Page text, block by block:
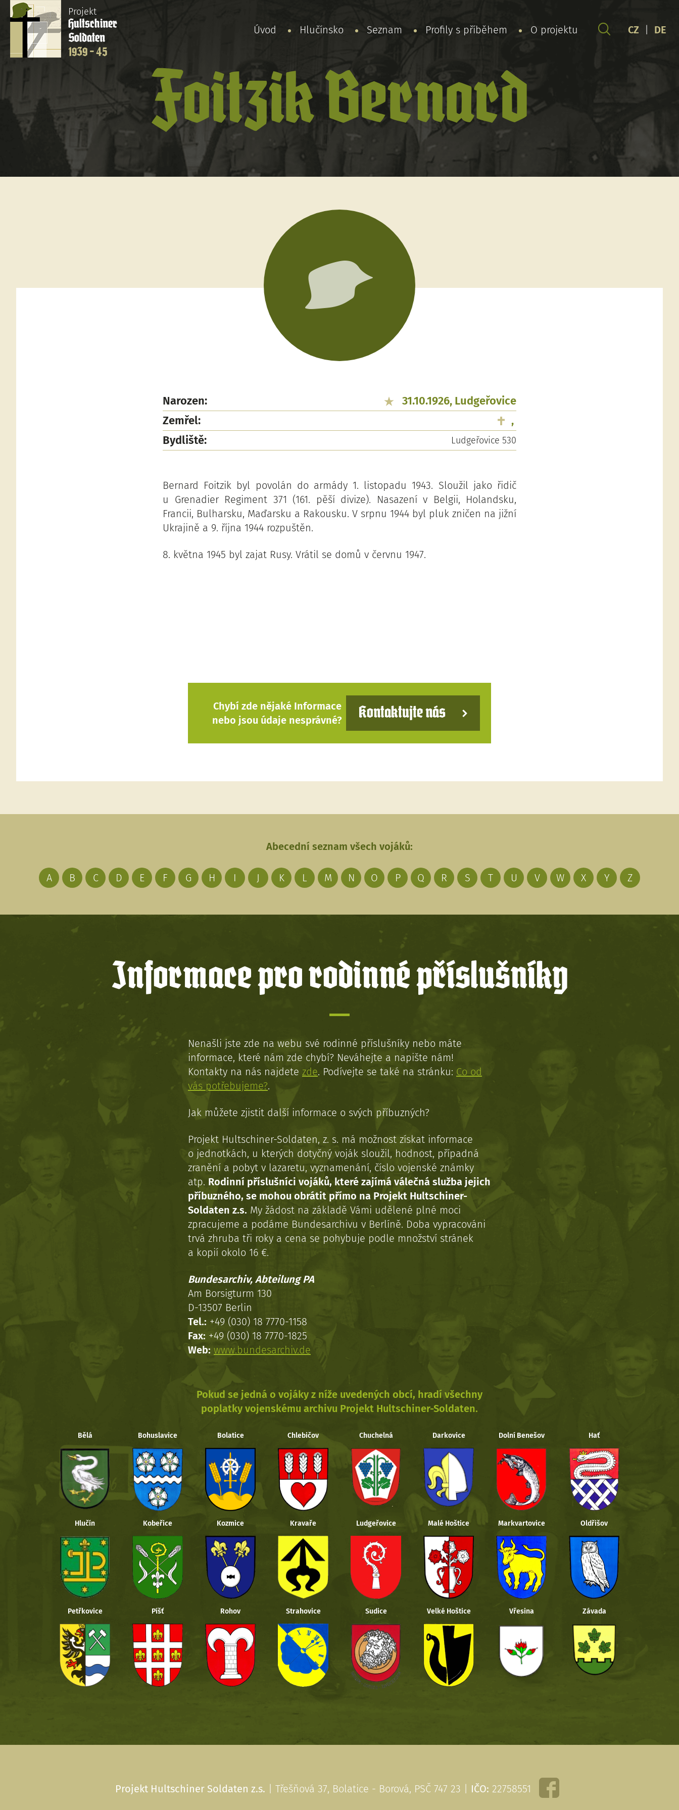
Projekt
Hultschiner
Soldaten
1939 - 45
Úvod Hlučínsko Seznam Profily s příběhem O projektu CZ DE
Foitzik Bernard
Narozen:
31.10.1926, Ludgeřovice
Zemřel:
,
Bydliště:
Ludgeřovice 530
Bernard Foitzik byl povolán do armády 1. listopadu 1943. Sloužil jako řidič
u Grenadier Regiment 371 (161. pěší divize). Nasazení v Belgii, Holandsku,
Francii, Bulharsku, Maďarsku a Rakousku. V srpnu 1944 byl pluk zničen na jižní
Ukrajině a 9. října 1944 rozpuštěn.
8. května 1945 byl zajat Rusy. Vrátil se domů v červnu 1947.
Chybí zde nějaké Informace
nebo jsou údaje nesprávné?
Kontaktujte nás
Abecední seznam všech vojáků:
A B C D E F G H I J K L M N O P Q R S T U V W X Y Z
Informace pro rodinné příslušníky
Nenašli jste zde na webu své rodinné příslušníky nebo máte
informace, které nám zde chybí? Neváhejte a napište nám!
Kontakty na nás najdete zde. Podívejte se také na stránku: Co od
vás potřebujeme?.
Jak můžete zjistit další informace o svých příbuzných?
Projekt Hultschiner-Soldaten, z. s. má možnost získat informace
o jednotkách, u kterých dotyčný voják sloužil, hodnost, případná
zranění a pobyt v lazaretu, vyznamenání, číslo vojenské známky
atp. Rodinní příslušníci vojáků, které zajímá válečná služba jejich
příbuzného, se mohou obrátit přímo na Projekt Hultschiner-
Soldaten z.s. My žádost na základě Vámi udělené plné moci
zpracujeme a podáme Bundesarchivu v Berlíně. Doba vypracováni
trvá zhruba tři roky a cena se pohybuje podle množství stránek
a kopií okolo 16 €.
Bundesarchiv, Abteilung PA
Am Borsigturm 130
D-13507 Berlin
Tel.: +49 (030) 18 7770-1158
Fax: +49 (030) 18 7770-1825
Web: www.bundesarchiv.de
Pokud se jedná o vojáky z níže uvedených obcí, hradí všechny
poplatky vojenskému archivu Projekt Hultschiner-Soldaten.
Bělá Bohuslavice Bolatice Chlebičov Chuchelná Darkovice Dolní Benešov Hať
Hlučín Kobeřice Kozmice Kravaře Ludgeřovice Malé Hoštice Markvartovice Oldřišov
Petřkovice Píšť Rohov Strahovice Sudice Velké Hoštice Vřesina Závada
Projekt Hultschiner Soldaten z.s. | Třešňová 37, Bolatice - Borová, PSČ 747 23 | IČO: 22758551